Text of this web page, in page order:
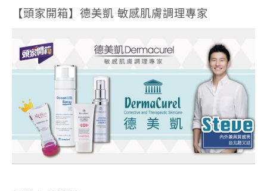
【頭家開箱】德美凱 敏感肌膚調理專家